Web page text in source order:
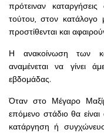
πρότειναν
τούτου, στον κατάλογο
προστίθενται και
Η ανακοίνωση των
αναμένεται να γίνει
εβδομάδας.
Όταν στο Μέγαρο
επόμενο στάδιο θα
κατάργηση ή